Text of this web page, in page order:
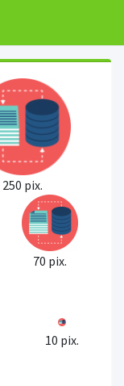
250 pix.
70 pix.
10 pix.